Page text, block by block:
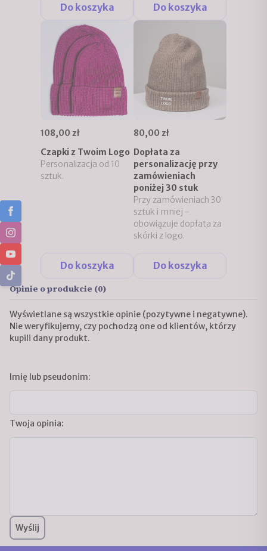
Do koszyka Do koszyka
108,00 zł
Czapki z Twoim Logo
Personalizacja od 10
sztuk.
Do koszyka
80,00 zł
Dopłata za
personalizację przy
zamówieniach
poniżej 30 stuk
Przy zamówieniach 30
sztuk i mniej -
obowiązuje dopłata za
skórki z logo.
Do koszyka
Opinie o produkcie (0)
Wyświetlane są wszystkie opinie (pozytywne i negatywne).
Nie weryfikujemy, czy pochodzą one od klientów, którzy
kupili dany produkt.
Imię lub pseudonim:
Twoja opinia:
Wyślij